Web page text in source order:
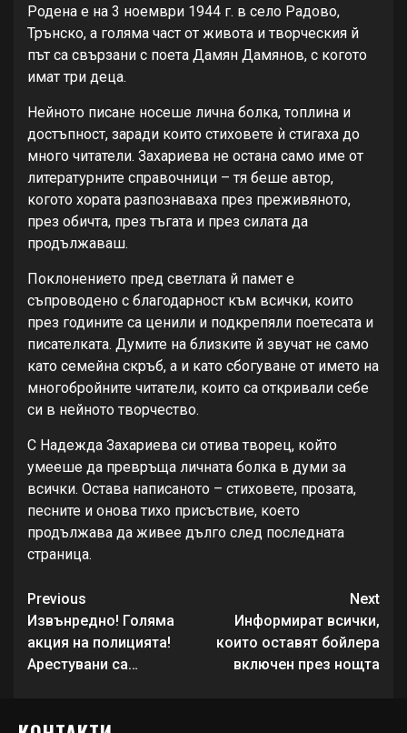
Родена е на 3 ноември 1944 г. в село Радово,
Трънско, а голяма част от живота и творческия й
път са свързани с поета Дамян Дамянов, с когото
имат три деца.
Нейното писане носеше лична болка, топлина и
достъпност, заради които стиховете ѝ стигаха до
много читатели. Захариева не остана само име от
литературните справочници – тя беше автор,
когото хората разпознаваха през преживяното,
през обичта, през тъгата и през силата да
продължаваш.
Поклонението пред светлата й памет е
съпроводено с благодарност към всички, които
през годините са ценили и подкрепяли поетесата и
писателката. Думите на близките й звучат не само
като семейна скръб, а и като сбогуване от името на
многобройните читатели, които са откривали себе
си в нейното творчество.
С Надежда Захариева си отива творец, който
умееше да превръща личната болка в думи за
всички. Остава написаното – стиховете, прозата,
песните и онова тихо присъствие, което
продължава да живее дълго след последната
страница.
Continue
Reading
Previous
Извънредно! Голяма
акция на полицията!
Арестувани са…
Next
Информират всички,
които оставят бойлера
включен през нощта